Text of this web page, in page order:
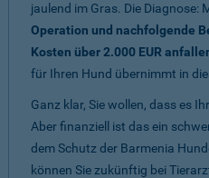
jaulend im Gras. Die Diagnose:
Operation und nachfolgende
Kosten über 2.000 EUR
für Ihren Hund übernimmt in
Ganz klar, Sie wollen, dass es
Aber finanziell ist das ein
dem Schutz der Barmenia
können Sie zukünftig bei